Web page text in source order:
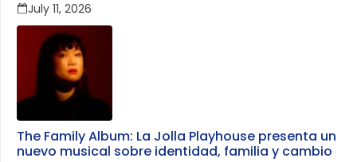
July 11, 2026
The Family Album: La Jolla Playhouse presenta un
nuevo musical sobre identidad, familia y cambio